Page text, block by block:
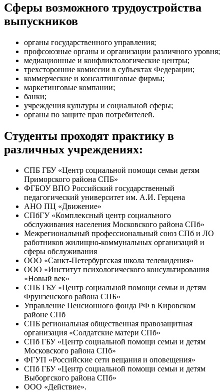
II. Математический и естественно - научный цикл
Математика
Информатика
Концепции современного естествознания
Экология
Инновационный менеджмент
III. Общепрофессиональные
Введение в конфликтологию
Общая конфликтология
История конфликтологии
Политическая конфликтология
Психология конфликта
Конфликтология международных отношений
Конфликтология духовной сферы
Юридическая конфликтология
Педагогическая конфликтология
Технологии урегулирования конфликтов и укрепления
мира
Практикум по дипломному проектированию
Социальное партнерство (профсоюзы)
Государственное урегулирование конфликтов и
трудовой арбитраж
Безопасность жизнедеятельности
Введение в историю и теорию институтов
конфликторазрешения и поддержания мира
История социально-трудовых конфликтов
Организационно-управленческая конфликтология
Посредничество (медиация)
Сферы возможного трудоустройства
выпускников
органы государственного управления;
профсоюзные органы и организации различного уровня;
медиационные и конфликтологические центры;
трехсторонние комиссии в субъектах Федерации;
коммерческие и консалтинговые фирмы;
маркетинговые компании;
банки;
учреждения культуры и социальной сферы;
органы по защите прав потребителей.
Студенты проходят практику в
различных учреждениях:
СПБ ГБУ «Центр социальной помощи семьи детям
Приморского района СПБ»
ФГБОУ ВПО Российский государственный
педагогический университет им. А.И. Герцена
АНО ПЦ «Движение»
СПбГУ «Комплексный центр социального
обслуживания населения Московского района СПб»
Межрегиональный профессиональный союз СПб и ЛО
работников жилищно-коммунальных организаций и
сферы обслуживания
ООО «Санкт-Петербургская школа телевидения»
ООО «Институт психологического консультирования
«Новый век»
СПБ ГБУ «Центр социальной помощи семьи и детям
Фрунзенского района СПБ»
Управление Пенсионного фонда РФ в Кировском
районе СПб
СПБ региональная общественная правозащитная
организация «Солдатские матери СПб»
СПб ГБУ «Центр социальной помощи семьи и детям
Московского района СПб»
ФГУП «Российские сети вещания и оповещения»
СПб ГБУ «Центр социальной помощи семьи и детям
Выборгского района СПб»
ООО «Действие».